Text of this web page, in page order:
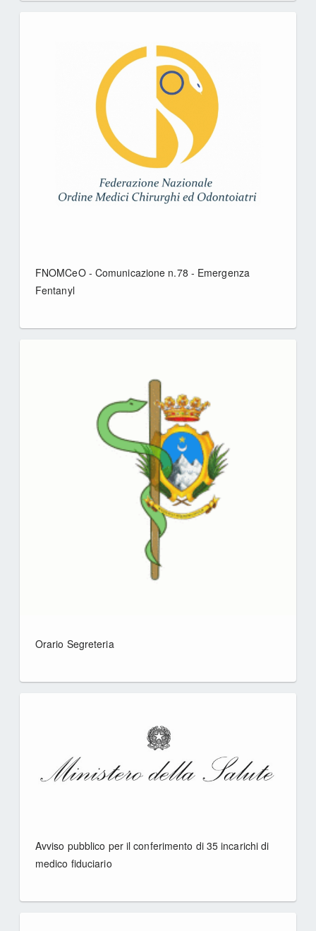
FNOMCeO - Comunicazione n.78 - Emergenza
Fentanyl
Orario Segreteria
Avviso pubblico per il conferimento di 35 incarichi di
medico fiduciario